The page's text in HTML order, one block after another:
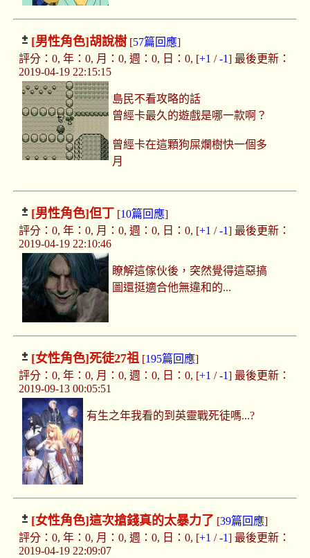
[男性角色]胡說樹[57篇回應]
評分：0, 年：0, 月：0, 週：0, 日：0, [+1 /-1] 最後更新：
2019-04-19 22:15:15
島民不看攻略的話
曾經卡最久的遊戲是哪一款啊？
曾經卡在這顆狗屎爛樹快一個多
月
[男性角色]但丁 [10篇回應]
評分：0, 年：0, 月：0, 週：0, 日：0, [+1 /-1] 最後更新：
2019-04-19 22:10:46
瞭解這傢伙後，突然覺得這惡搞
圖還挺適合他無違和的...
[女性角色]死徒27祖 [195篇回應]
評分：0, 年：0, 月：0, 週：0, 日：0, [+1 /-1] 最後更新：
2019-09-13 00:05:51
有生之年我看的到英靈戰死徒嗎...?
[女性角色]這次搶錢真的太暴力了 [39篇回應]
評分：0, 年：0, 月：0, 週：0, 日：0, [+1 /-1] 最後更新：
2019-04-19 22:09:07